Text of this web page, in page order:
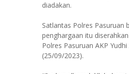
diadakan.
Satlantas Polres Pasuruan
penghargaan itu
Polres Pasuruan AKP
(25/09/2023).